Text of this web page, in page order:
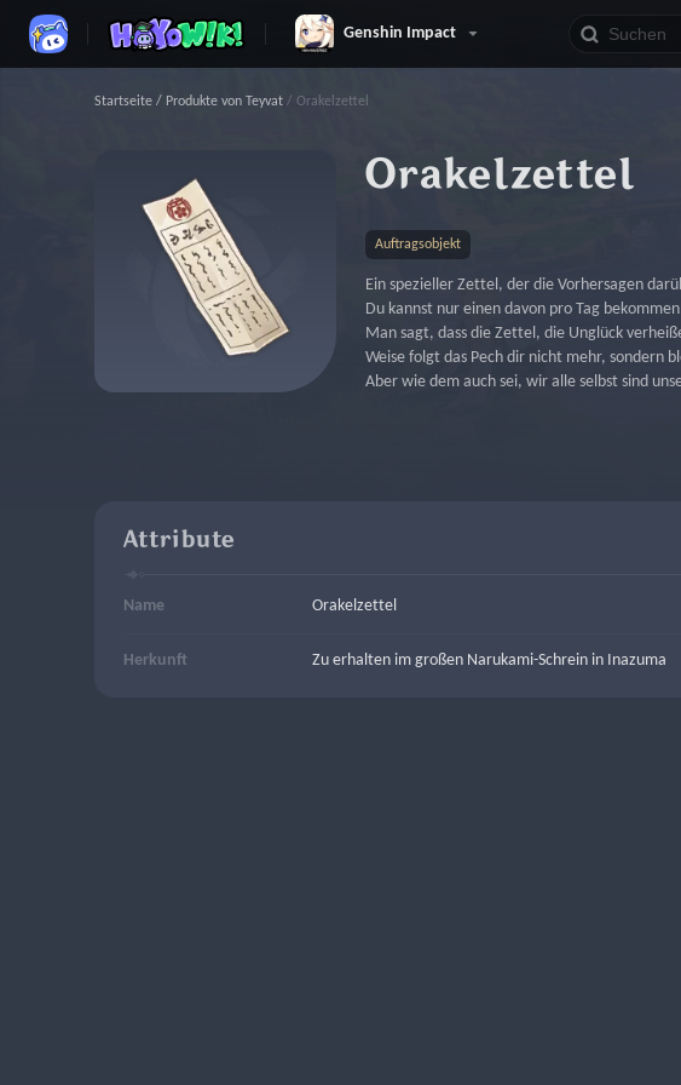
Genshin Impact
Startseite / Produkte von Teyvat / Orakelzettel
Orakelzettel
Auftragsobjekt
Ein spezieller Zettel, der die Vorhersagen
Du kannst nur einen davon pro Tag
Man sagt, dass die Zettel, die Unglück
Weise folgt das Pech dir nicht mehr, sondern
Aber wie dem auch sei, wir alle selbst sind
Attribute
Name Orakelzettel
Herkunft Zu erhalten im großen Narukami-Schrein in Inazuma